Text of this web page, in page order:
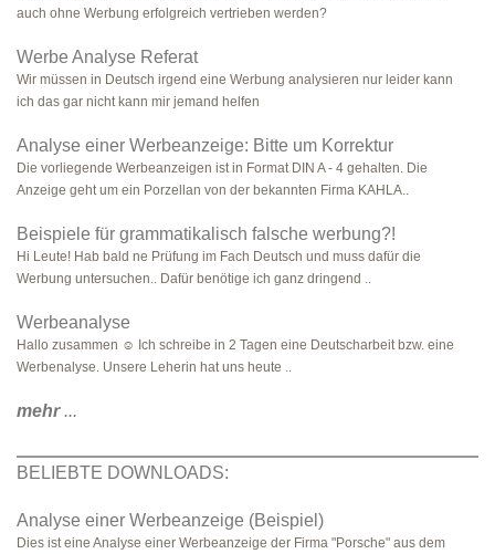
auch ohne Werbung erfolgreich vertrieben werden?
Werbe Analyse Referat
Wir müssen in Deutsch irgend eine Werbung analysieren nur leider kann
ich das gar nicht kann mir jemand helfen
Analyse einer Werbeanzeige: Bitte um Korrektur
Die vorliegende Werbeanzeigen ist in Format DIN A - 4 gehalten. Die
Anzeige geht um ein Porzellan von der bekannten Firma KAHLA..
Beispiele für grammatikalisch falsche werbung?!
Hi Leute! Hab bald ne Prüfung im Fach Deutsch und muss dafür die
Werbung untersuchen.. Dafür benötige ich ganz dringend ..
Werbeanalyse
Hallo zusammen ☺️ Ich schreibe in 2 Tagen eine Deutscharbeit bzw. eine
Werbenalyse. Unsere Leherin hat uns heute ..
mehr...
BELIEBTE DOWNLOADS:
Analyse einer Werbeanzeige (Beispiel)
Dies ist eine Analyse einer Werbeanzeige der Firma "Porsche" aus dem